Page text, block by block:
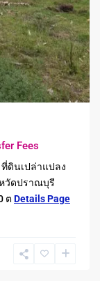
Fees
ดินเปล่าแปลง
วัดปราณบุรี
ต Details Page